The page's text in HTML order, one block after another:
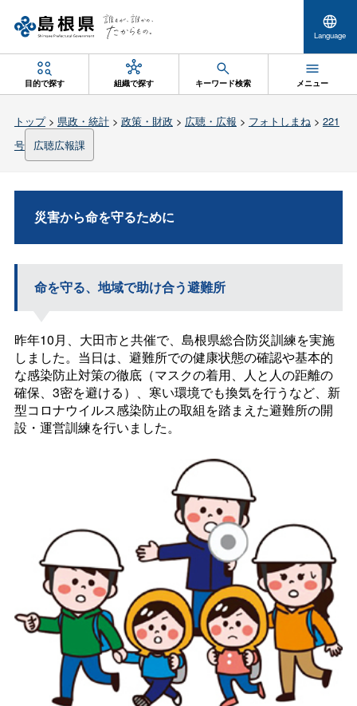
Language
目的で探す 組織で探す キーワード検索 メニュー
トップ> 県政・統計> 政策・財政 > 広聴・広報 > フォトしまね> 221
号
広聴広報課
災害から命を守るために
命を守る、地域で助け合う避難所
昨年10月、大田市と共催で、島根県総合防災訓練を実施
しました。当日は、避難所での健康状態の確認や基本的
な感染防止対策の徹底（マスクの着用、人と人の距離の
確保、3密を避ける）、寒い環境でも換気を行うなど、新
型コロナウイルス感染防止の取組を踏まえた避難所の開
設・運営訓練を行いました。